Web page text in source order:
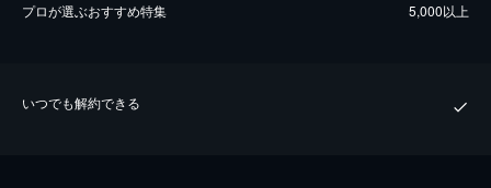
プロが選ぶおすすめ特集 5,000以上
いつでも解約できる